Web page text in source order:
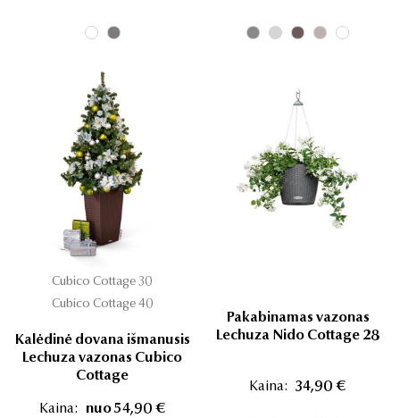
Cubico Cottage 30
Cubico Cottage 40
Kalėdinė dovana išmanusis
Lechuza vazonas Cubico
Cottage
Kaina: nuo 54,90 €
Pakabinamas vazonas
Lechuza Nido Cottage 28
Kaina: 34,90 €